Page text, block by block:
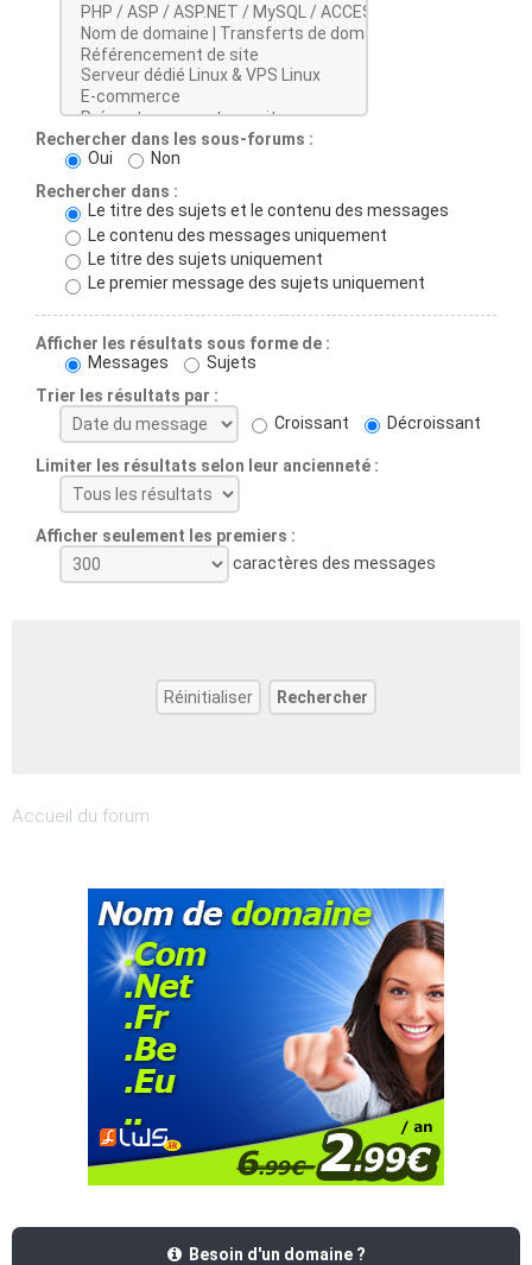
Rechercher dans les sous-forums :
Oui
Non
Rechercher dans :
Le titre des sujets et le contenu des messages
Le contenu des messages uniquement
Le titre des sujets uniquement
Le premier message des sujets uniquement
Afficher les résultats sous forme de :
Messages
Sujets
Trier les résultats par :
Croissant
Décroissant
Limiter les résultats selon leur ancienneté :
Afficher seulement les premiers :
caractères des messages
Accueil du forum
Besoin d'un domaine ?